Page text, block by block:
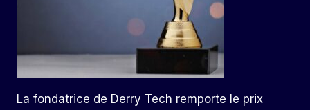
La fondatrice de Derry Tech remporte le prix